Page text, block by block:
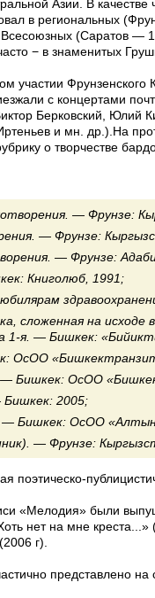
Азии. В
в региональных
(Саратов —
− в знаменитых
участии
с концертами
Берковский,
и мн. др.).На
«Литературный Кыргызстан»
— Фрунзе:
— Фрунзе:
— Фрунзе:
Книголюб, 1991;
сложенная на
1-я. — Бишкек:
ОсОО
Бишкек: ОсОО
2005;
Бишкек: ОсОО
— Фрунзе:
поэтическо-
«Мелодия» были
нет на мне
г).
представлено на